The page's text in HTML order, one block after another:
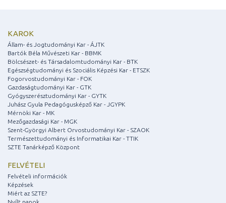
KAROK
Állam- és Jogtudományi Kar - ÁJTK
Bartók Béla Művészeti Kar - BBMK
Bölcsészet- és Társadalomtudományi Kar - BTK
Egészségtudományi és Szociális Képzési Kar - ETSZK
Fogorvostudományi Kar - FOK
Gazdaságtudományi Kar - GTK
Gyógyszerésztudományi Kar - GYTK
Juhász Gyula Pedagógusképző Kar - JGYPK
Mérnöki Kar - MK
Mezőgazdasági Kar - MGK
Szent-Györgyi Albert Orvostudományi Kar - SZAOK
Természettudományi és Informatikai Kar - TTIK
SZTE Tanárképző Központ
FELVÉTELI
Felvételi információk
Képzések
Miért az SZTE?